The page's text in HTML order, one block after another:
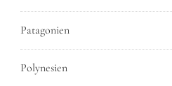
Patagonien
Polynesien